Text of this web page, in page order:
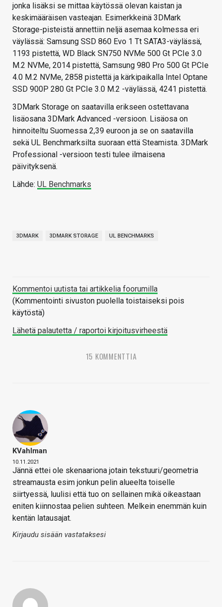
jonka lisäksi se mittaa käytössä olevan kaistan ja
keskimääräisen vasteajan. Esimerkkeinä 3DMark
Storage-pisteistä annettiin neljä asemaa kolmessa eri
väylässä: Samsung SSD 860 Evo 1 Tt SATA3-väylässä,
1193 pistettä, WD Black SN750 NVMe 500 Gt PCIe 3.0
M.2 NVMe, 2014 pistettä, Samsung 980 Pro 500 Gt PCIe
4.0 M.2 NVMe, 2858 pistettä ja kärkipaikalla Intel Optane
SSD 900P 280 Gt PCIe 3.0 M.2 -väylässä, 4241 pistettä.
3DMark Storage on saatavilla erikseen ostettavana
lisäosana 3DMark Advanced -versioon. Lisäosa on
hinnoiteltu Suomessa 2,39 euroon ja se on saatavilla
sekä UL Benchmarksilta suoraan että Steamista. 3DMark
Professional -versioon testi tulee ilmaisena
päivityksenä.
Lähde: UL Benchmarks
3DMARK 3DMARK STORAGE UL BENCHMARKS
Kommentoi uutista tai artikkelia foorumilla
(Kommentointi sivuston puolella toistaiseksi pois
käytöstä)
Lähetä palautetta / raportoi kirjoitusvirheestä
15 KOMMENTTIA
KVahlman
10.11.2021
Jännä ettei ole skenaariona jotain tekstuuri/geometria
streamausta esim jonkun pelin alueelta toiselle
siirtyessä, luulisi että tuo on sellainen mikä oikeastaan
eniten kiinnostaa pelien suhteen. Melkein enemmän kuin
kentän latausajat.
Kirjaudu sisään vastataksesi